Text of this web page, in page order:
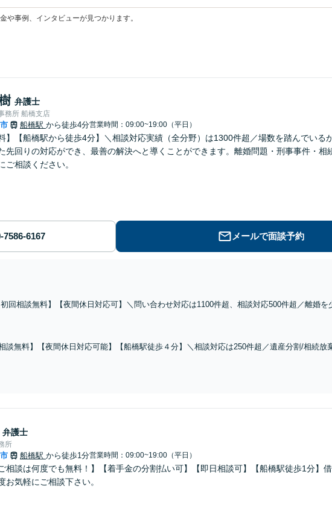
や事例、インタビューが見つかります。
弁護士
務所 船橋支店
船橋駅 から徒歩4分営業時間：09:00~19:00（平日）
】【船橋駅から徒歩4分】＼相談対応実績（全分野）は1300件超／場数を踏んでいる
先回りの対応ができ、最善の解決へと導くことができます。離婚問題・刑事事件・相
ご相談ください。
メールで面談予約
初回相談無料】【夜間休日対応可】＼問い合わせ対応は1100件超、相談対応500件超／離婚を
相談無料】【夜間休日対応可能】【船橋駅徒歩４分】＼相談対応は250件超／遺産分割/相続放
弁護士
所
船橋駅 から徒歩1分営業時間：09:00~19:00（平日）
相談は何度でも無料！】【着手金の分割払い可】【即日相談可】【船橋駅徒歩1分】
お気軽にご相談下さい。